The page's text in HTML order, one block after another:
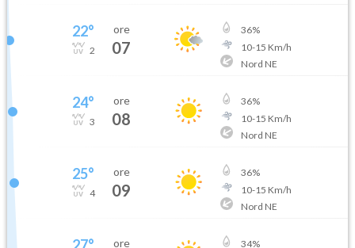
22°
2
ore
07
36%
10-15 Km/h
Nord NE
24°
3
ore
08
36%
10-15 Km/h
Nord NE
25°
4
ore
09
36%
10-15 Km/h
Nord NE
ore 34%